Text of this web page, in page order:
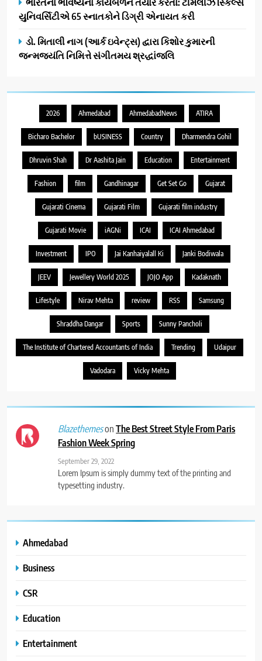
યુનિવર્સિટીએ 65 સ્નાતકોને ડિગ્રી એનાયત કરી
ડો. મિતાલી નાગ (આર્ક ઇવેન્ટ્સ) દ્વારા કિશોર કુમારની
જન્મજયંતિ નિમિત્તે સંગીતમય શ્રદ્ધાંજલિ
2026 Ahmedabad AhmedabadNews ATIRA
Bicharo Bachelor bUSINESS Country Dharmendra Gohil
Dhruvin Shah Dr Aashita Jain Education Entertainment
Fashion film Gandhinagar Get Set Go Gujarat
Gujarati Cinema Gujarati Film Gujarati film industry
Gujarati Movie iAGNi ICAI ICAI Ahmedabad
Investment IPO Jai Kanhaiyalall Ki Janki Bodiwala
JEEV Jewellery World 2025 JOJO App Kadaknath
Lifestyle Nirav Mehta review RSS Samsung
Shraddha Dangar Sports Sunny Pancholi
The Institute of Chartered Accountants of India Trending Udaipur
Vadodara Vicky Mehta
BlazethemesonThe Best Street Style From Paris
Fashion Week Spring
September 29, 2022
Lorem Ipsum is simply dummy text of the printing and
typesetting industry.
Ahmedabad
Business
CSR
Education
Entertainment